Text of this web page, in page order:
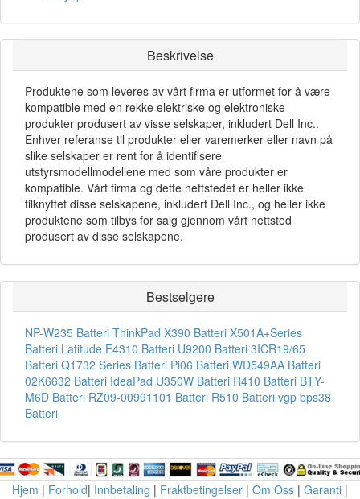
Beskrivelse
Produktene som leveres av vårt firma er utformet for å være
kompatible med en rekke elektriske og elektroniske
produkter produsert av visse selskaper, inkludert Dell Inc..
Enhver referanse til produkter eller varemerker eller navn på
slike selskaper er rent for å identifisere
utstyrsmodellmodellene med som våre produkter er
kompatible. Vårt firma og dette nettstedet er heller ikke
tilknyttet disse selskapene, inkludert Dell Inc., og heller ikke
produktene som tilbys for salg gjennom vårt nettsted
produsert av disse selskapene.
Bestselgere
NP-W235 Batteri ThinkPad X390 Batteri X501A+Series
Batteri Latitude E4310 Batteri U9200 Batteri 3ICR19/65
Batteri Q1732 Series Batteri Pi06 Batteri WD549AA Batteri
02K6632 Batteri IdeaPad U350W Batteri R410 Batteri BTY-
M6D Batteri RZ09-00991101 Batteri R510 Batteri vgp bps38
Batteri
Hjem | Forhold| Innbetaling | Fraktbetingelser | Om Oss | Garanti |